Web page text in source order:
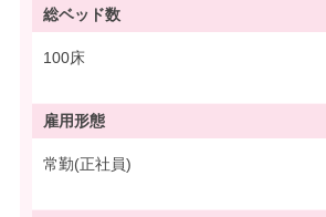
総ベッド数
100床
雇用形態
常勤(正社員)